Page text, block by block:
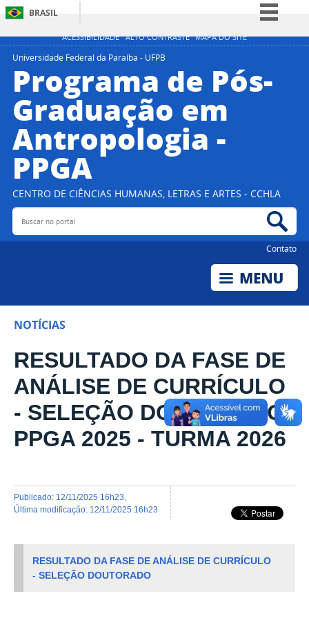
ACESSIBILIDADE ALTO CONTRASTE MAPA DO SITE
BRASIL
Simplifique!
Participe
Legislação
Canais
Universidade Federal da Paraíba - UFPB
Programa de Pós-
Graduação em
Antropologia -
PPGA
CENTRO DE CIÊNCIAS HUMANAS, LETRAS E ARTES - CCHLA
Buscar no portal
Contato
NOTÍCIAS
RESULTADO DA FASE DE
ANÁLISE DE CURRÍCULO
- SELEÇÃO DOUTORADO
PPGA 2025 - TURMA 2026
publicado: 12/11/2025 16h23
última modificação: 12/11/2025 16h23
RESULTADO DA FASE DE ANÁLISE DE CURRÍCULO
- SELEÇÃO DOUTORADO